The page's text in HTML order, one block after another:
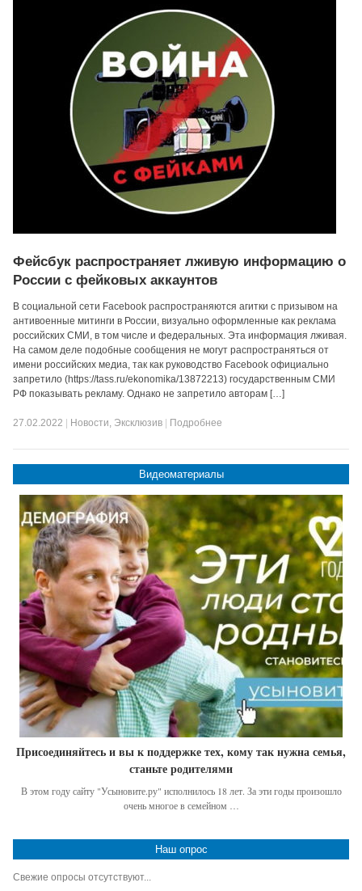
Фейсбук распространяет лживую информацию о
России с фейковых аккаунтов
В социальной сети Facebook распространяются агитки с призывом на
антивоенные митинги в России, визуально оформленные как реклама
российских СМИ, в том числе и федеральных. Эта информация лживая.
На самом деле подобные сообщения не могут распространяться от
имени российских медиа, так как руководство Facebook официально
запретило (https://tass.ru/ekonomika/13872213) государственным СМИ
РФ показывать рекламу. Однако не запретило авторам […]
27.02.2022 Новости, Эксклюзив Подробнее
Видеоматериалы
Присоединяйтесь и вы к поддержке тех, кому так нужна семья,
станьте родителями
В этом году сайту "Усыновите.ру" исполнилось 18 лет. За эти годы произошло
очень многое в семейном …
Наш опрос
Свежие опросы отсутствуют...